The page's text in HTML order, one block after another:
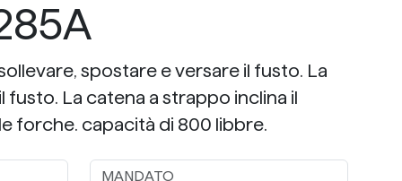
spostare e versare il fusto. La
fusto. La catena a strappo inclina il
forche. capacità di 800 libbre.